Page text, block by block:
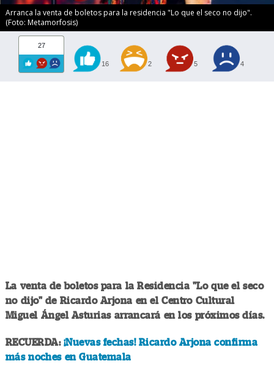
Arranca la venta de boletos para la residencia "Lo que el seco no dijo".
(Foto: Metamorfosis)
27
16 2 5 4
La venta de boletos para la Residencia "Lo que el seco
no dijo" de Ricardo Arjona en el Centro Cultural
Miguel Ángel Asturias arrancará en los próximos días.
RECUERDA: ¡Nuevas fechas! Ricardo Arjona confirma
más noches en Guatemala